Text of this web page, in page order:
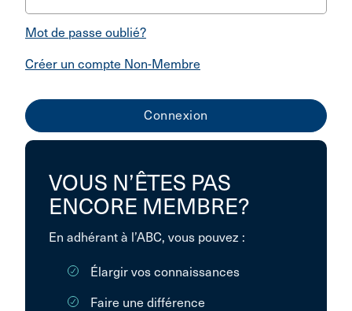
Mot de passe oublié?
Créer un compte Non-Membre
VOUS N’ÊTES PAS
ENCORE MEMBRE?
En adhérant à l’ABC, vous pouvez :
Élargir vos connaissances
Faire une différence